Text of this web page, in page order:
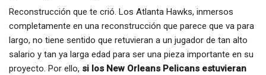
Reconstrucción que te crió. Los Atlanta Hawks, inmersos
completamente en una reconstrucción que parece que va para
largo, no tiene sentido que retuvieran a un jugador de tan alto
salario y tan ya larga edad para ser una pieza importante en su
proyecto. Por ello, si los New Orleans Pelicans estuvieran